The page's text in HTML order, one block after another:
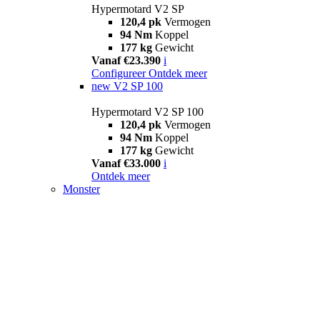
Hypermotard V2 SP
120,4 pk Vermogen
94 Nm Koppel
177 kg Gewicht
Vanaf €23.390 i
Configureer Ontdek meer
new V2 SP 100
Hypermotard V2 SP 100
120,4 pk Vermogen
94 Nm Koppel
177 kg Gewicht
Vanaf €33.000 i
Ontdek meer
Monster